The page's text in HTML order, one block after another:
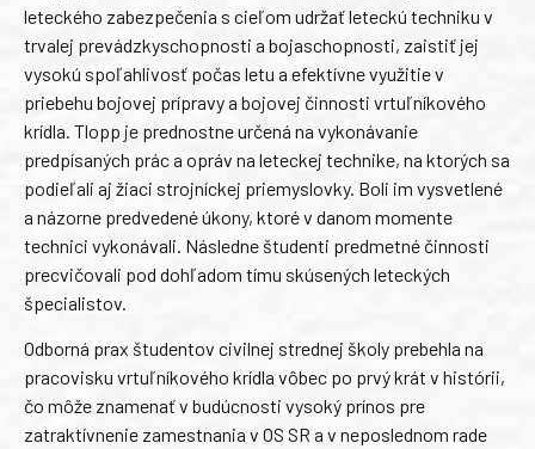
leteckého zabezpečenia s cieľom udržať leteckú techniku v
trvalej prevádzkyschopnosti a bojaschopnosti, zaistiť jej
vysokú spoľahlivosť počas letu a efektívne využitie v
priebehu bojovej prípravy a bojovej činnosti vrtuľníkového
krídla. Tlopp je prednostne určená na vykonávanie
predpísaných prác a opráv na leteckej technike, na ktorých sa
podieľali aj žiaci strojníckej priemyslovky. Boli im vysvetlené
a názorne predvedené úkony, ktoré v danom momente
technici vykonávali. Následne študenti predmetné činnosti
precvičovali pod dohľadom tímu skúsených leteckých
špecialistov.
Odborná prax študentov civilnej strednej školy prebehla na
pracovisku vrtuľníkového krídla vôbec po prvý krát v histórii,
čo môže znamenať v budúcnosti vysoký prínos pre
zatraktívnenie zamestnania v OS SR a v neposlednom rade